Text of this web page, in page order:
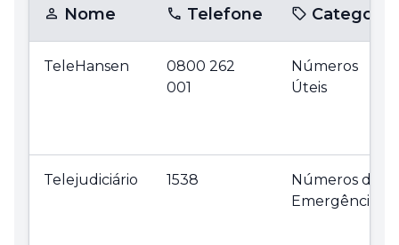
Nome Telefone Categoria
TeleHansen
0800 262
001
Números
Úteis
Telejudiciário 1538
Números de
Emergência